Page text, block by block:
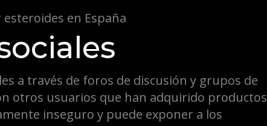
a través de foros de discusión y grupos de
otros usuarios que han adquirido productos
inseguro y puede exponer a los